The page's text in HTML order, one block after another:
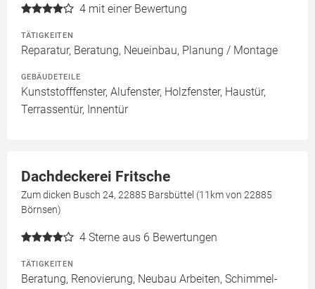
4 mit einer Bewertung
TÄTIGKEITEN
Reparatur, Beratung, Neueinbau, Planung / Montage
GEBÄUDETEILE
Kunststofffenster, Alufenster, Holzfenster, Haustür,
Terrassentür, Innentür
Dachdeckerei Fritsche
Zum dicken Busch 24, 22885 Barsbüttel (11km von 22885
Börnsen)
4 Sterne aus 6 Bewertungen
TÄTIGKEITEN
Beratung, Renovierung, Neubau Arbeiten, Schimmel-